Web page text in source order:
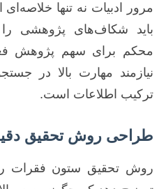
مرور ادبیات نه تنها
باید شکاف‌های پژوهشی
محکم برای سهم پژوهش
نیازمند مهارت بالا در
ترکیب اطلاعات است.
طراحی روش تحقیق
روش تحقیق ستون فقرات